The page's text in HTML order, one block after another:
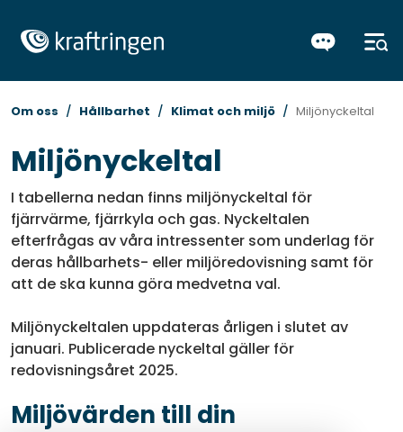
Om oss Hållbarhet Klimat och miljö Miljönyckeltal
Miljönyckeltal
I tabellerna nedan finns miljönyckeltal för
fjärrvärme, fjärrkyla och gas. Nyckeltalen
efterfrågas av våra intressenter som underlag för
deras hållbarhets- eller miljöredovisning samt för
att de ska kunna göra medvetna val.
Miljönyckeltalen uppdateras årligen i slutet av
januari. Publicerade nyckeltal gäller för
redovisningsåret 2025.
Miljövärden till din